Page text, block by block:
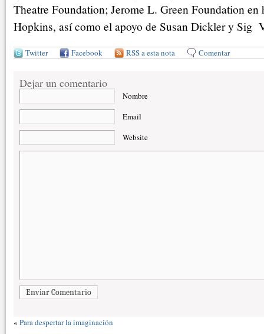
Theatre Foundation; Jerome L. Green Foundation
Hopkins, así como el apoyo de Susan Dickler y Sig
Twitter Facebook RSS a esta nota Comentar
Dejar un comentario
Nombre
Email
Website
Enviar Comentario
« Para despertar la imaginación